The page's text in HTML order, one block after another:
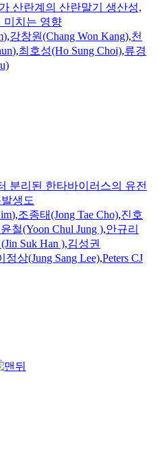
산란계의 산란말기 생산성,
미치는 영향
),강창원(Chang Won Kang),천
),최호성(Ho Sung Choi),류경
분리된 한타바이러스의 유전
생도
),조종태(Jong Tae Cho),진호
철(Yoon Chul Jung ),안규리
Suk Han ),김성권
정상(Jung Sang Lee),Peters CJ